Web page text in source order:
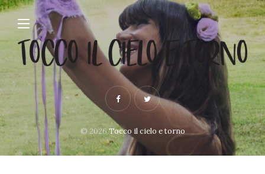
© 2026Tocco il cielo e torno